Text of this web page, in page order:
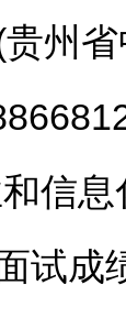
省
信息
试成